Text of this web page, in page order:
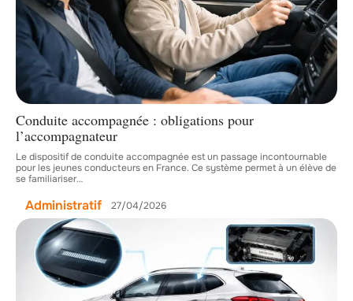
Conduite accompagnée : obligations pour
l’accompagnateur
Le dispositif de conduite accompagnée est un passage incontournable
pour les jeunes conducteurs en France. Ce système permet à un élève de
se familiariser…
Administratif 27/04/2026